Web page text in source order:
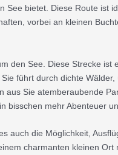
bietet. Diese Route ist
vorbei an kleinen
den See. Diese Strecke
führt durch dichte
aus Sie atemberaubende
mehr Abenteuer
auch die Möglichkeit,
charmanten kleinen